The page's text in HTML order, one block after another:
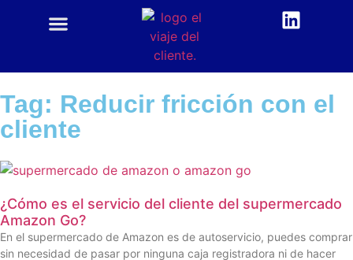
Tag: Reducir fricción con el
cliente
¿Cómo es el servicio del cliente del supermercado
Amazon Go?
En el supermercado de Amazon es de autoservicio, puedes comprar
sin necesidad de pasar por ninguna caja registradora ni de hacer